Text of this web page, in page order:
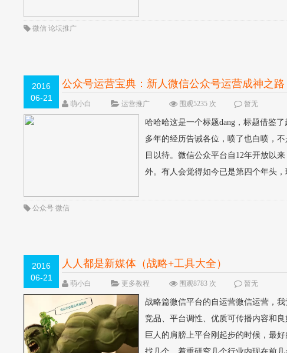
微信论坛推广
2016
06-21
公众号运营宝典：新人微信公众号运营成神之路
萌小白 运营推广 围观5235 次 暂无
哈哈哈这是一个标题dang，标题借鉴
多年的经历告诫各位，喷了也白喷，
目以待。微信公众平台自12年开放以
外。有人会觉得如今已是第四个年头
公众号微信
2016
06-21
人人都是新媒体（战略+工具大全）
萌小白 更多教程 围观8783 次 暂无
战略篇微信平台的自运营微信运营，
竞品、平台调性、优质可传播内容和
巨人的肩膀上平台刚起步的时候，最